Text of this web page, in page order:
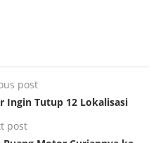
post
Ingin Tutup 12 Lokalisasi
post